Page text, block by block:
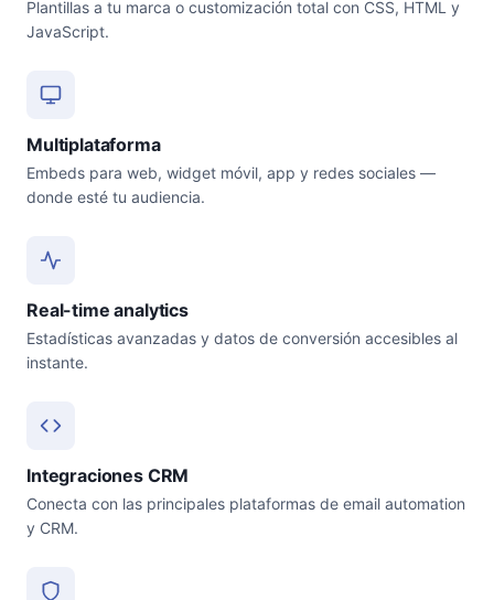
Plantillas a tu marca o customización total con CSS, HTML y
JavaScript.
Multiplataforma
Embeds para web, widget móvil, app y redes sociales —
donde esté tu audiencia.
Real-time analytics
Estadísticas avanzadas y datos de conversión accesibles al
instante.
Integraciones CRM
Conecta con las principales plataformas de email automation
y CRM.